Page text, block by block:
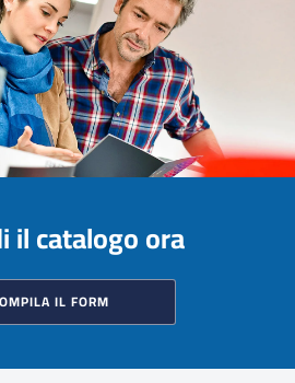
il catalogo ora
IL FORM